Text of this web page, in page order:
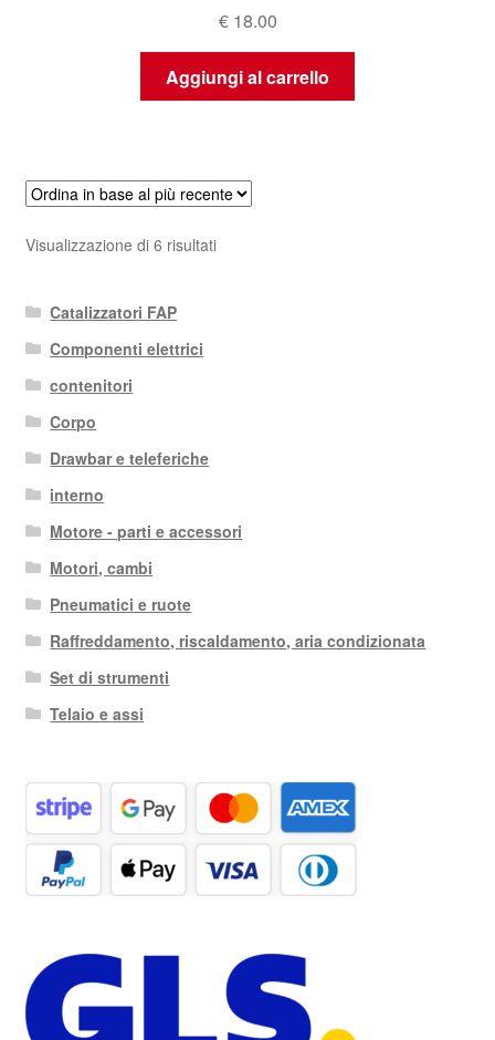
€18.00
Aggiungi al carrello
Visualizzazione di 6 risultatiOrdina
Catalizzatori FAP
Componenti elettrici
contenitori
Corpo
Drawbar e teleferiche
interno
Motore - parti e accessori
Motori, cambi
Pneumatici e ruote
Raffreddamento, riscaldamento, aria condizionata
Set di strumenti
Telaio e assi